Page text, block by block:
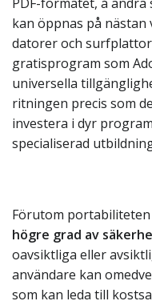
kan öppnas på
datorer och
gratisprogram som
universella
ritningen precis som
investera i dyr
specialiserad
Förutom
högre grad av
oavsiktliga eller
användare kan
som kan leda till